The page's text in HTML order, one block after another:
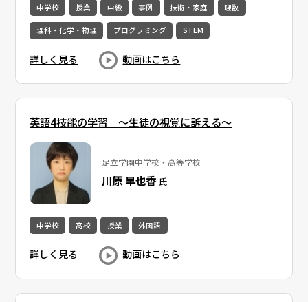
中学校 授業 中級 事例 技術・家庭 理数
理科・化学・物理 プログラミング STEM
詳しく見る 動画はこちら
英語4技能の学習 ～生徒の視覚に訴える～
足立学園中学校・高等学校
川原 早也香 氏
中学校 高校 授業 外国語
詳しく見る 動画はこちら